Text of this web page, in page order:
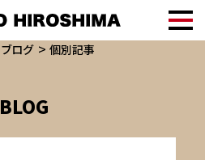
ブログ 個別記事
BLOG